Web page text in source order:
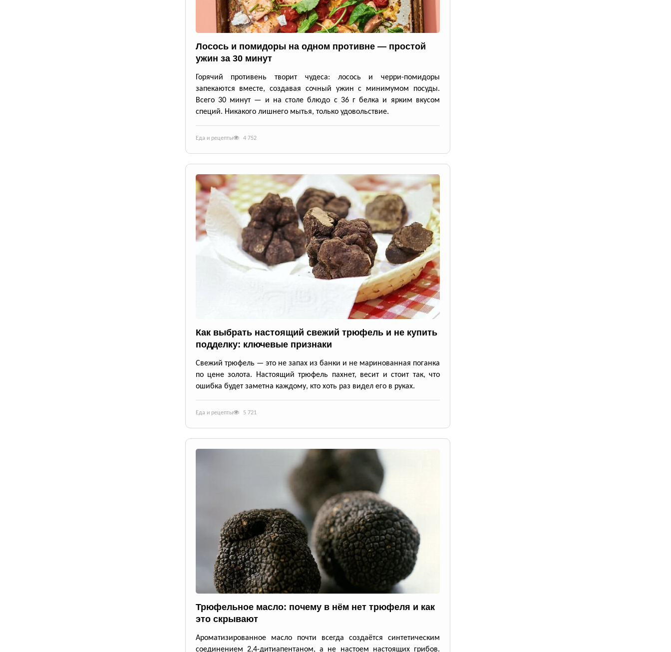
Лосось и помидоры на одном противне — простой
ужин за 30 минут
Горячий противень творит чудеса: лосось и черри-помидоры
запекаются вместе, создавая сочный ужин с минимумом посуды.
Всего 30 минут — и на столе блюдо с 36 г белка и ярким вкусом
специй. Никакого лишнего мытья, только удовольствие.
Еда и рецепты 4 752
Как выбрать настоящий свежий трюфель и не купить
подделку: ключевые признаки
Свежий трюфель — это не запах из банки и не маринованная поганка
по цене золота. Настоящий трюфель пахнет, весит и стоит так, что
ошибка будет заметна каждому, кто хоть раз видел его в руках.
Еда и рецепты 5 721
Трюфельное масло: почему в нём нет трюфеля и как
это скрывают
Ароматизированное масло почти всегда создаётся синтетическим
соединением 2,4-дитиапентаном, а не настоем настоящих грибов.